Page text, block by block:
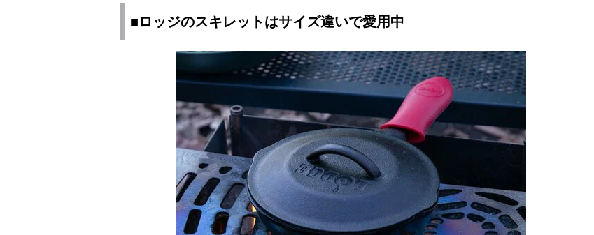
■ロッジのスキレットはサイズ違いで愛用中